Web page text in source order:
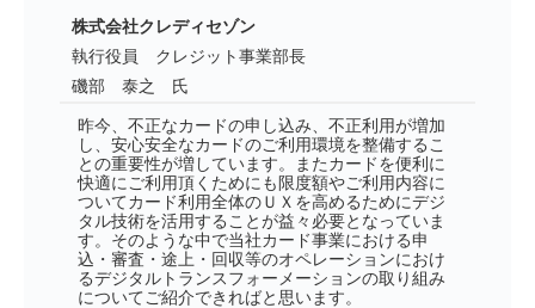
株式会社クレディセゾン
執行役員 クレジット事業部長
磯部 泰之 氏
昨今、不正なカードの申し込み、不正利用が増加
し、安心安全なカードのご利用環境を整備するこ
との重要性が増しています。またカードを便利に
快適にご利用頂くためにも限度額やご利用内容に
ついてカード利用全体のＵＸを高めるためにデジ
タル技術を活用することが益々必要となっていま
す。そのような中で当社カード事業における申
込・審査・途上・回収等のオペレーションにおけ
るデジタルトランスフォーメーションの取り組み
についてご紹介できればと思います。